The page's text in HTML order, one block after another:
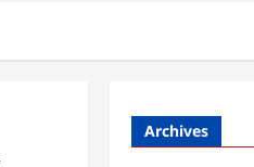
Archives